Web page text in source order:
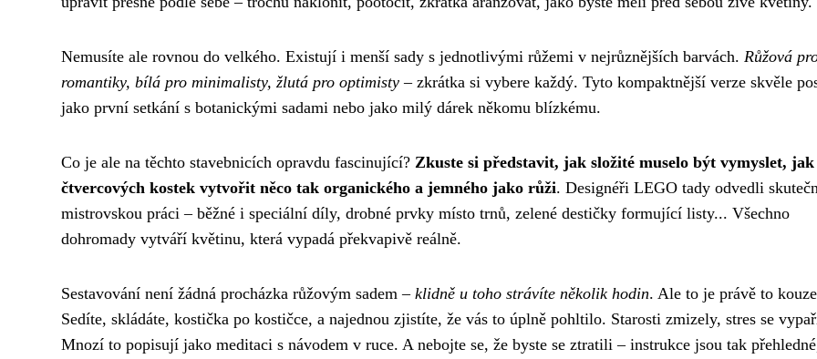
Nemusíte ale rovnou do velkého. Existují i menší sady s jednotlivými růžemi v nejrůznějších barvách. Růžová
romantiky, bílá pro minimalisty, žlutá pro optimisty – zkrátka si vybere každý. Tyto kompaktnější verze skvěle
jako první setkání s botanickými sadami nebo jako milý dárek někomu blízkému.
Co je ale na těchto stavebnicích opravdu fascinující? Zkuste si představit, jak složité muselo být vymyslet, jak
čtvercových kostek vytvořit něco tak organického a jemného jako růži. Designéři LEGO tady odvedli
mistrovskou práci – běžné i speciální díly, drobné prvky místo trnů, zelené destičky formující listy... Všechno
dohromady vytváří květinu, která vypadá překvapivě reálně.
Sestavování není žádná procházka růžovým sadem – klidně u toho strávíte několik hodin. Ale to je právě to
Sedíte, skládáte, kostička po kostičce, a najednou zjistíte, že vás to úplně pohltilo. Starosti zmizely, stres se
Mnozí to popisují jako meditaci s návodem v ruce. A nebojte se, že byste se ztratili – instrukce jsou tak